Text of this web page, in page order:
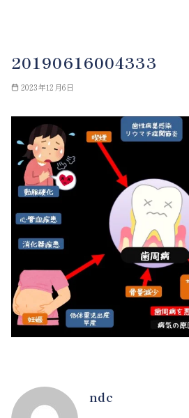
20190616004333
2023年12月6日
ndc